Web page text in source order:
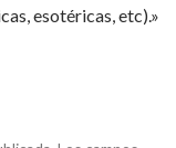
esotéricas, etc).»